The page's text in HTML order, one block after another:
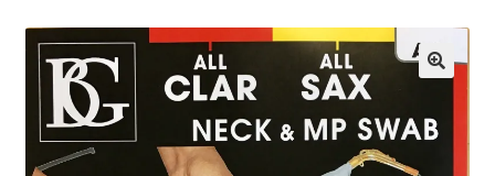
öffnen
vor Ort – in Leipzig
Kontakt / Impressum / AGB & co
öffnen